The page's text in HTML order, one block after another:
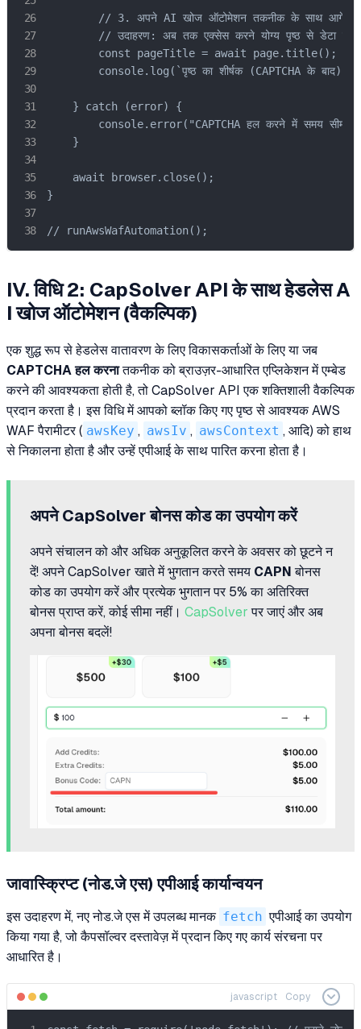
// 3. अपने AI खोज ऑटोमेशन तकनीक के साथ आगे
// उदाहरण: अब तक एक्सेस करने योग्य पृष्ठ से डेटा
        const pageTitle = await page.title();
console.log(`पृष्ठ का शीर्षक (CAPTCHA के बाद):
    } catch (error) {
console.error("CAPTCHA हल करने में समय सीमा
    }
    await browser.close();
}
// runAwsWafAutomation();
IV. विधि 2: CapSolver API के साथ हेडलेसA
I खोज ऑटोमेशन(वैकल्पिक)
एक शुद्ध रूप से हेडलेस वातावरण के लिए विकासकर्ताओं के लिए या जब
CAPTCHA हल करनातकनीक को ब्राउज़र-आधारित एप्लिकेशन में एम्बेड
करने की आवश्यकता होती है, तो CapSolver API एक शक्तिशाली वैकल्पिक
प्रदान करता है। इस विधि में आपको ब्लॉक किए गए पृष्ठ से आवश्यक AWS
WAF पैरामीटर ( awsKey , awsIv , awsContext , आदि) को हाथ
से निकालना होता है और उन्हें एपीआई के साथ पारित करना होता है।
अपने CapSolver बोनस कोड का उपयोग करें
अपने संचालन को और अधिक अनुकूलित करने के अवसर को छूटने न
दें! अपने CapSolver खाते में भुगतान करते समय CAPN बोनस
कोड का उपयोग करें और प्रत्येक भुगतान पर 5% का अतिरिक्त
बोनस प्राप्त करें, कोई सीमा नहीं। CapSolver पर जाएं और अब
अपना बोनस बदलें!
जावास्क्रिप्ट (नोड.जे एस) एपीआई कार्यान्वयन
इस उदाहरण में, नए नोड.जे एस में उपलब्ध मानक fetch एपीआई का उपयोग
किया गया है, जो कैपसॉल्वर दस्तावेज़ में प्रदान किए गए कार्य संरचना पर
आधारित है।
javascript Copy